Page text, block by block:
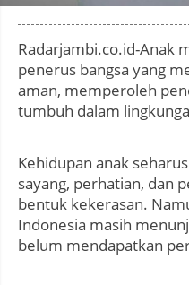
Radarjambi.co.id-Anak
penerus bangsa yang
aman, memperoleh
tumbuh dalam
Kehidupan anak
sayang, perhatian, dan
bentuk kekerasan.
Indonesia masih
belum mendapatkan